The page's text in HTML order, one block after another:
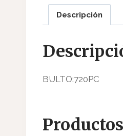
Descripción
BULTO:720PC